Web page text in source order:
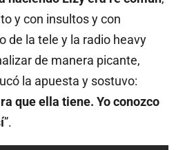
y con insultos y con
de la tele y la radio heavy
de manera picante,
la apuesta y sostuvo:
que ella tiene. Yo conozco
”.